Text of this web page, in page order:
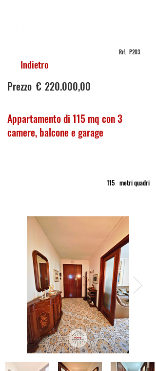
Indietro
Rif. P203
Prezzo € 220.000,00
Appartamento di 115 mq con 3
camere, balcone e garage
115 metri quadri